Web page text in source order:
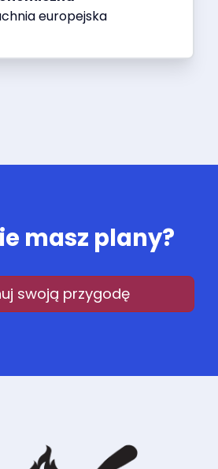
europejska
masz plany?
swoją przygodę